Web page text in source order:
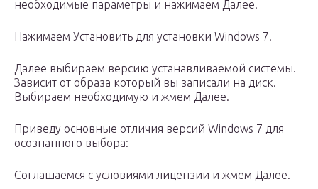
необходимые параметры и нажимаем Далее.
Нажимаем Установить для установки Windows 7.
Далее выбираем версию устанавливаемой системы.
Зависит от образа который вы записали на диск.
Выбираем необходимую и жмем Далее.
Приведу основные отличия версий Windows 7 для
осознанного выбора:
Соглашаемся с условиями лицензии и жмем Далее.